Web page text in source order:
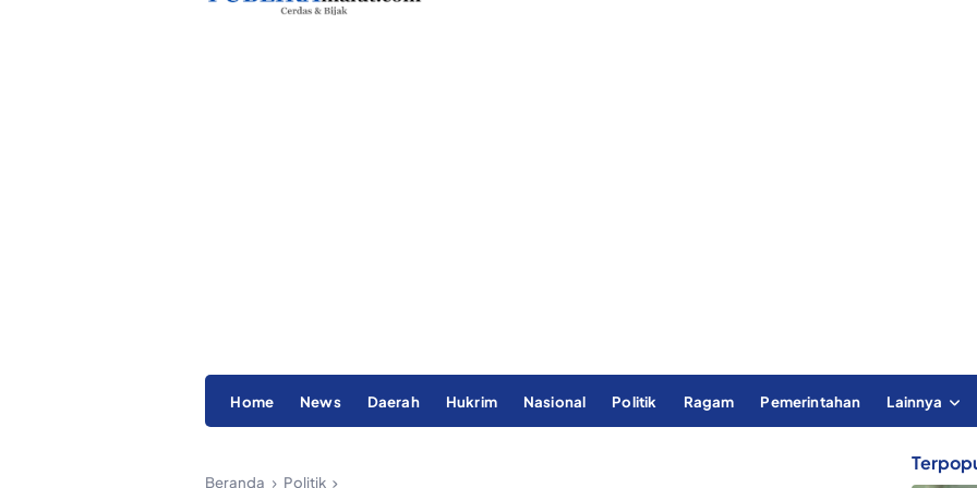
Home News Daerah Hukrim Nasional Politik Ragam Pemerintahan Lainnya
Beranda Politik